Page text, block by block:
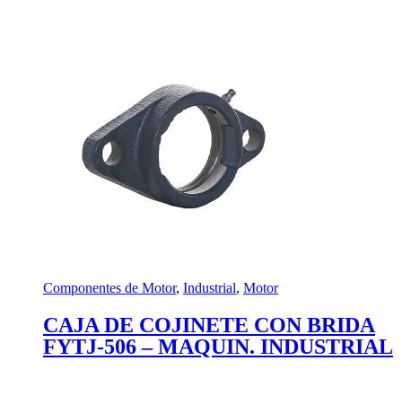
Componentes de Motor, Industrial, Motor
CAJA DE COJINETE CON BRIDA
FYTJ-506 – MAQUIN. INDUSTRIAL